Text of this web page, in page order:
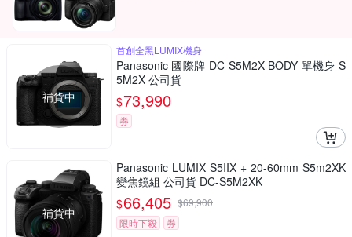
補貨中
首創全黑LUMIX機身
Panasonic 國際牌 DC-S5M2X BODY 單機身 S
5M2X 公司貨
$73,990
券
補貨中
Panasonic LUMIX S5IIX + 20-60mm S5m2XK
變焦鏡組 公司貨 DC-S5M2XK
$66,405 $69,900
限時下殺
券